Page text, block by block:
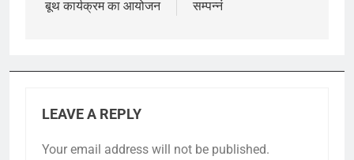
बूथ कार्यक्रम का आयोजन
सम्पन्नं
LEAVE A REPLY
Your email address will not be published.